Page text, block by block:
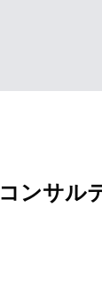
ンサル